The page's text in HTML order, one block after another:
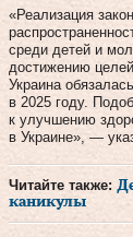
«Реализация
среди детей и
достижению
Украина
в 2025 году.
к улучшению
в Украине», —
Читайте также:
каникулы